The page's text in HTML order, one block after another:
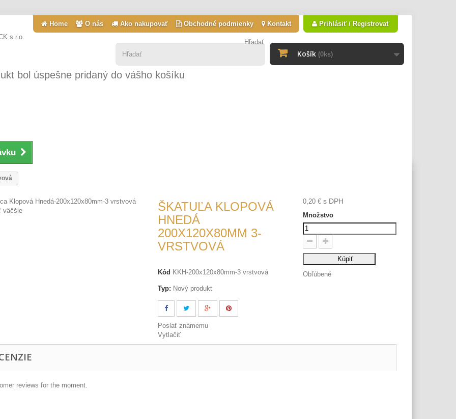
Prihlásiť / Registrovať
Home O nás Ako nakupovať Obchodné podmienky Kontakt
Hľadať
Košík (0ks)
bol úspešne pridaný do vášho košíku
väčšie
ŠKATUĽA KLOPOVÁ
HNEDÁ
200X120X80MM 3-
VRSTVOVÁ
Kód KKH-200x120x80mm-3 vrstvová
Typ: Nový produkt
Poslať známemu
Vytlačiť
0,20 € s DPH
Množstvo
Kúpiť
Obľúbené
reviews for the moment.